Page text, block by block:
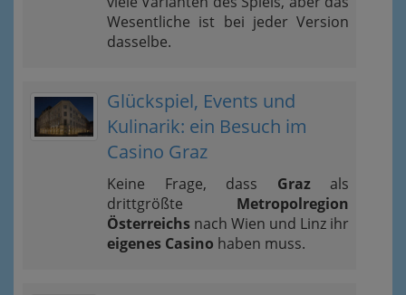
Wesentliche ist bei jeder Version
dasselbe.
Glückspiel, Events und
Kulinarik: ein Besuch im
Casino Graz
Keine Frage, dass Grazals
drittgrößte Metropolregion
Österreichs nach Wien und Linz ihr
eigenes Casino haben muss.